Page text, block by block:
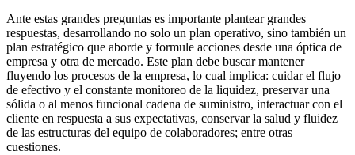
Ante estas grandes preguntas es importante plantear grandes
respuestas, desarrollando no solo un plan operativo, sino también un
plan estratégico que aborde y formule acciones desde una óptica de
empresa y otra de mercado. Este plan debe buscar mantener
fluyendo los procesos de la empresa, lo cual implica: cuidar el flujo
de efectivo y el constante monitoreo de la liquidez, preservar una
sólida o al menos funcional cadena de suministro, interactuar con el
cliente en respuesta a sus expectativas, conservar la salud y fluidez
de las estructuras del equipo de colaboradores; entre otras
cuestiones.